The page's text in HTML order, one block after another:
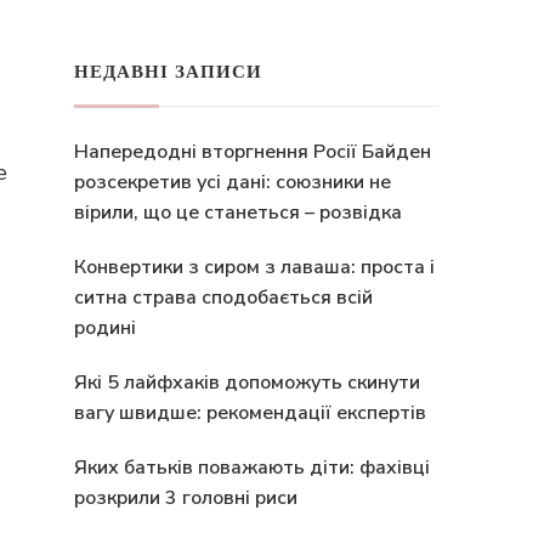
НЕДАВНІ ЗАПИСИ
Напередодні вторгнення Росії Байден
розсекретив усі дані: союзники не
вірили, що це станеться – розвідка
Конвертики з сиром з лаваша: проста і
ситна страва сподобається всій
родині
Які 5 лайфхаків допоможуть скинути
вагу швидше: рекомендації експертів
Яких батьків поважають діти: фахівці
розкрили 3 головні риси